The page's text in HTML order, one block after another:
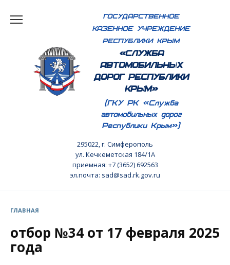
ГОСУДАРСТВЕННОЕ
КАЗЕННОЕ УЧРЕЖДЕНИЕ
РЕСПУБЛИКИ КРЫМ
«СЛУЖБА
АВТОМОБИЛЬНЫХ
ДОРОГ РЕСПУБЛИКИ
КРЫМ»
(ГКУ РК «Служба
автомобильных дорог
Республики Крым»)
295022, г. Симферополь
ул. Кечкеметская 184/1А
приемная: +7 (3652) 692563
эл.почта: sad@sad.rk.gov.ru
ГЛАВНАЯ
отбор №34 от 17 февраля 2025
года